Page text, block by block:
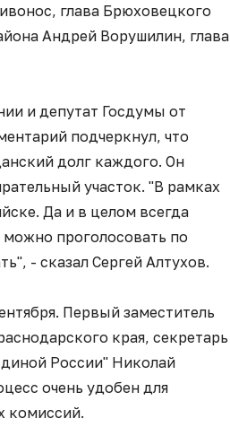
глава Брюховецкого
Андрей Ворушилин, глава
и депутат Госдумы от
подчеркнул, что
долг каждого. Он
участок. "В рамках
Да и в целом всегда
можно проголосовать по
- сказал Сергей Алтухов.
Первый заместитель
края, секретарь
России" Николай
очень удобен для
комиссий.